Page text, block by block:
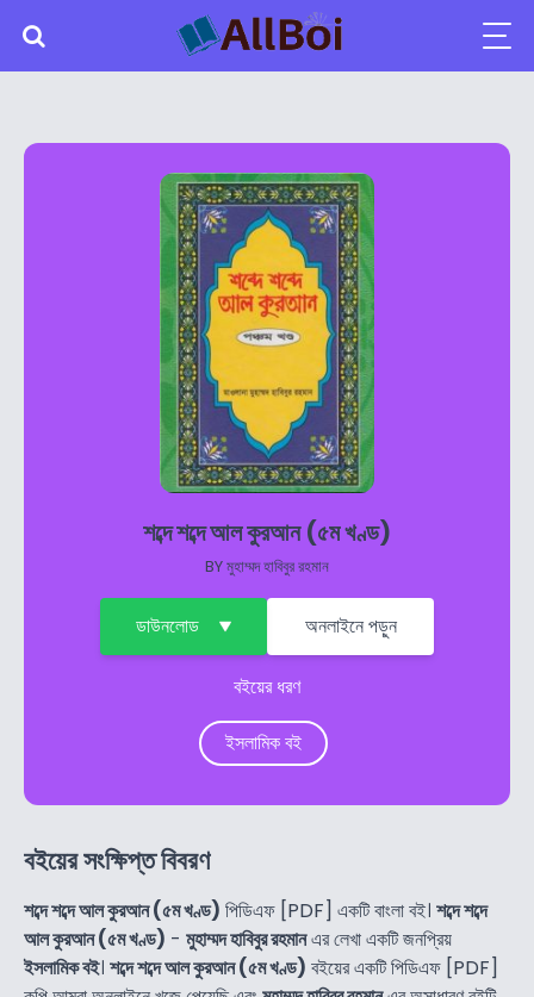
শব্দে শব্দে আল কুরআন (৫ম খণ্ড)
BYমুহাম্মদ হাবিবুর রহমান
ডাউনলোড অনলাইনে পড়ুন
বইয়ের ধরণ
ইসলামিক বই
বইয়ের সংক্ষিপ্ত বিবরণ
শব্দে শব্দে আল কুরআন (৫ম খণ্ড) পিডিএফ [PDF] একটি বাংলা বই। শব্দে শব্দে
আল কুরআন (৫ম খণ্ড) - মুহাম্মদ হাবিবুর রহমানএর লেখা একটি জনপ্রিয়
ইসলামিক বই। শব্দে শব্দে আল কুরআন (৫ম খণ্ড) বইয়ের একটি পিডিএফ [PDF]